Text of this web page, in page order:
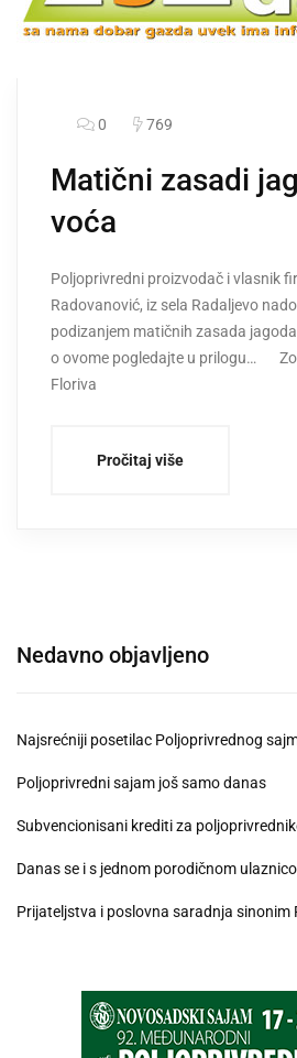
0 769
Matični zasadi
voća
Poljoprivredni proizvodač i vlasnik
Radovanović, iz sela Radaljevo
podizanjem matičnih zasada
o ovome pogledajte u prilogu…
Floriva
Pročitaj više
Nedavno objavljeno
Najsrećniji posetilac Poljoprivrednog
Poljoprivredni sajam još samo danas
Subvencionisani krediti za
Danas se i s jednom porodičnom
Prijateljstva i poslovna saradnja sinonim